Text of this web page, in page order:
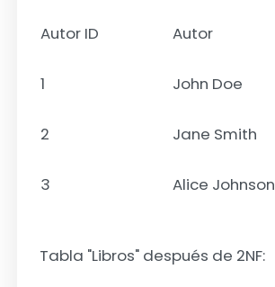
Autor ID Autor
1 John Doe
2 Jane Smith
3 Alice Johnson
Tabla "Libros" después de 2NF: